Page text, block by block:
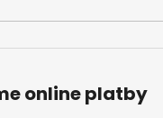
online platby